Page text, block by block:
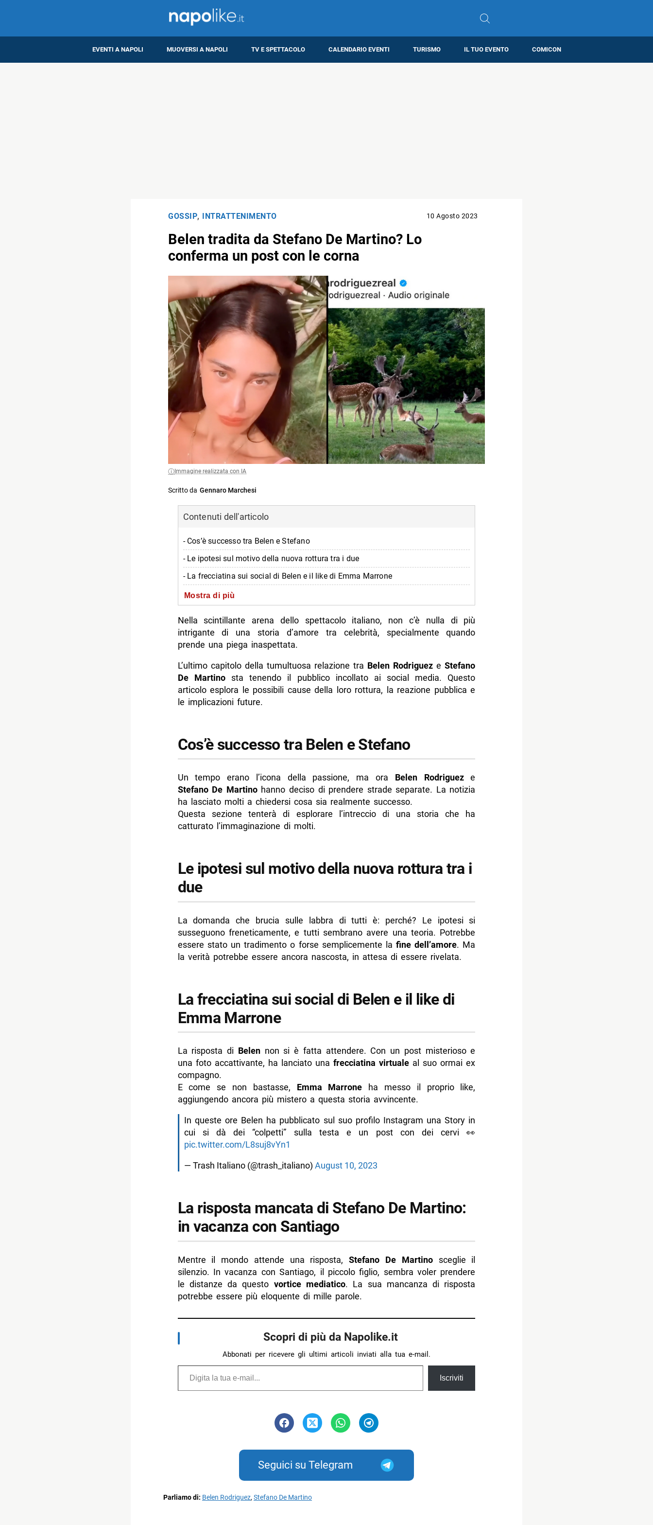
EVENTI A NAPOLI MUOVERSI A NAPOLI TV E SPETTACOLO CALENDARIO EVENTI TURISMO IL TUO EVENTO COMICON
GOSSIP, INTRATTENIMENTO 10 Agosto 2023
Belen tradita da Stefano De Martino? Lo
conferma un post con le corna
Immagine realizzata con IA
Scritto da Gennaro Marchesi
Contenuti dell'articolo
- Cos’è successo tra Belen e Stefano
- Le ipotesi sul motivo della nuova rottura tra i due
- La frecciatina sui social di Belen e il like di Emma Marrone
- La risposta mancata di Stefano De Martino: in vacanza con Santiago
Mostra di più
Nella scintillante arena dello spettacolo italiano, non c’è nulla di più
intrigante di una storia d’amore tra celebrità, specialmente quando
prende una piega inaspettata.
L’ultimo capitolo della tumultuosa relazione tra Belen Rodriguez eStefano
De Martinosta tenendo il pubblico incollato ai social media. Questo
articolo esplora le possibili cause della loro rottura, la reazione pubblica e
le implicazioni future.
Cos’è successo tra Belen e Stefano
Un tempo erano l’icona della passione, ma ora Belen Rodrigueze
Stefano De Martinohanno deciso di prendere strade separate. La notizia
ha lasciato molti a chiedersi cosa sia realmente successo.
Questa sezione tenterà di esplorare l’intreccio di una storia che ha
catturato l’immaginazione di molti.
Le ipotesi sul motivo della nuova rottura tra i
due
La domanda che brucia sulle labbra di tutti è: perché? Le ipotesi si
susseguono freneticamente, e tutti sembrano avere una teoria. Potrebbe
essere stato un tradimento o forse semplicemente lafine dell’amore. Ma
la verità potrebbe essere ancora nascosta, in attesa di essere rivelata.
La frecciatina sui social di Belen e il like di
Emma Marrone
La risposta di Belennon si è fatta attendere. Con un post misterioso e
una foto accattivante, ha lanciato unafrecciatina virtuale al suo ormai ex
compagno.
E come se non bastasse, Emma Marrone ha messo il proprio like,
aggiungendo ancora più mistero a questa storia avvincente.
In queste ore Belen ha pubblicato sul suo profilo Instagram una Story in
cui si dà dei “colpetti” sulla testa e un post con dei cervi 👀
pic.twitter.com/L8suj8vYn1
— Trash Italiano (@trash_italiano) August 10, 2023
La risposta mancata di Stefano De Martino:
in vacanza con Santiago
Mentre il mondo attende una risposta,Stefano De Martinosceglie il
silenzio. In vacanza con Santiago, il piccolo figlio, sembra voler prendere
le distanze da questo vortice mediatico. La sua mancanza di risposta
potrebbe essere più eloquente di mille parole.
Scopri di più da Napolike.it
Abbonati per ricevere gli ultimi articoli inviati alla tua e-mail.
Digita la tua e-mail...
Iscriviti
Seguici su Telegram
Parliamo di: Belen Rodriguez,Stefano De Martino